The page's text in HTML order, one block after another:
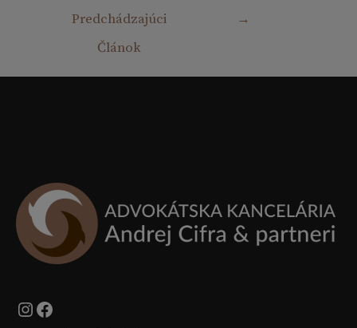
článkuPredchádzajúci
Článok
→
Instagram
Facebook